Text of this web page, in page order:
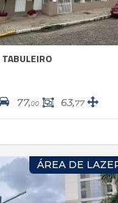
TABULEIRO
77,00 63,77
ÁREA DE